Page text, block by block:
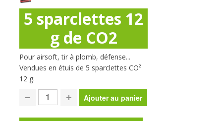
5 sparclettes 12
g de CO2
Pour airsoft, tir à plomb, défense...
Vendues en étuis de 5 sparclettes CO²
12 g.